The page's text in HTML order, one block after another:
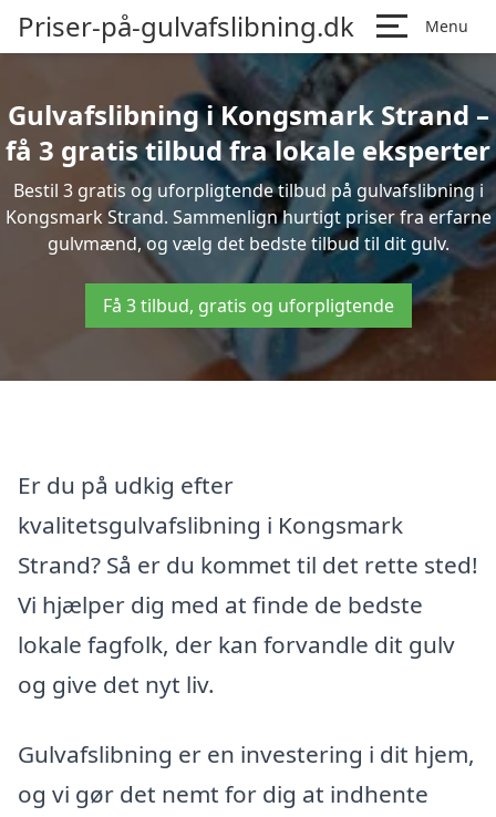
Priser-på-gulvafslibning.dk Menu
Gulvafslibning i Kongsmark Strand –
få 3 gratis tilbud fra lokale eksperter
Bestil 3 gratis og uforpligtende tilbud på gulvafslibning i
Kongsmark Strand. Sammenlign hurtigt priser fra erfarne
gulvmænd, og vælg det bedste tilbud til dit gulv.
Få 3 tilbud, gratis og uforpligtende
Er du på udkig efter
kvalitetsgulvafslibning i Kongsmark
Strand? Så er du kommet til det rette sted!
Vi hjælper dig med at finde de bedste
lokale fagfolk, der kan forvandle dit gulv
og give det nyt liv.
Gulvafslibning er en investering i dit hjem,
og vi gør det nemt for dig at indhente